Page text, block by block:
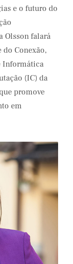
e o futuro do
Olsson falará
do Conexão,
Informática
(IC) da
promove
em